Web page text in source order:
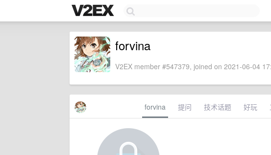
forvina
V2EX member #547379, joined on 2021-06-04
forvina 提问 技术话题 好玩